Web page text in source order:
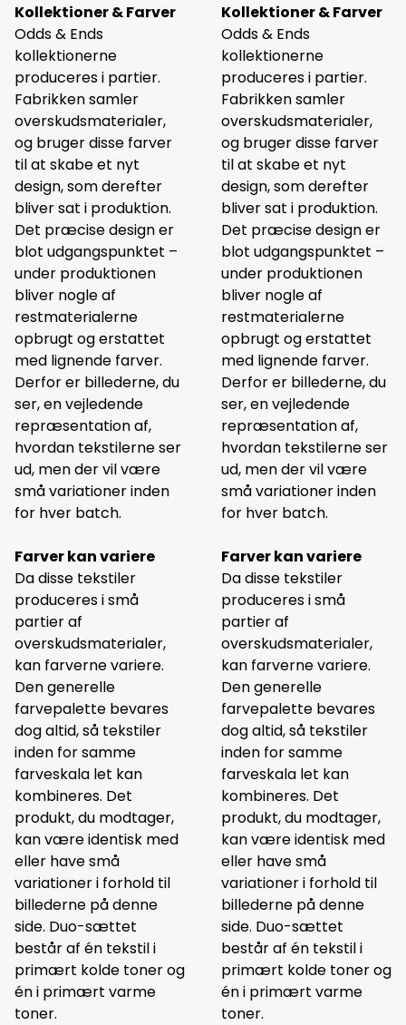
Kollektioner & Farver
Odds & Ends
kollektionerne
produceres i partier.
Fabrikken samler
overskudsmaterialer,
og bruger disse farver
til at skabe et nyt
design, som derefter
bliver sat i produktion.
Det præcise design er
blot udgangspunktet –
under produktionen
bliver nogle af
restmaterialerne
opbrugt og erstattet
med lignende farver.
Derfor er billederne, du
ser, en vejledende
repræsentation af,
hvordan tekstilerne ser
ud, men der vil være
små variationer inden
for hver batch.
Farver kan variere
Da disse tekstiler
produceres i små
partier af
overskudsmaterialer,
kan farverne variere.
Den generelle
farvepalette bevares
dog altid, så tekstiler
inden for samme
farveskala let kan
kombineres. Det
produkt, du modtager,
kan være identisk med
eller have små
variationer i forhold til
billederne på denne
side. Duo-sættet
består af én tekstil i
primært kolde toner og
én i primært varme
toner.
Kollektioner & Farver
Odds & Ends
kollektionerne
produceres i partier.
Fabrikken samler
overskudsmaterialer,
og bruger disse farver
til at skabe et nyt
design, som derefter
bliver sat i produktion.
Det præcise design er
blot udgangspunktet –
under produktionen
bliver nogle af
restmaterialerne
opbrugt og erstattet
med lignende farver.
Derfor er billederne, du
ser, en vejledende
repræsentation af,
hvordan tekstilerne ser
ud, men der vil være
små variationer inden
for hver batch.
Farver kan variere
Da disse tekstiler
produceres i små
partier af
overskudsmaterialer,
kan farverne variere.
Den generelle
farvepalette bevares
dog altid, så tekstiler
inden for samme
farveskala let kan
kombineres. Det
produkt, du modtager,
kan være identisk med
eller have små
variationer i forhold til
billederne på denne
side. Duo-sættet
består af én tekstil i
primært kolde toner og
én i primært varme
toner.